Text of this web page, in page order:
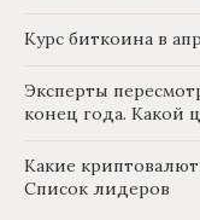
Курс биткоина в
Эксперты
конец года. Какой
Какие
Список лидеров